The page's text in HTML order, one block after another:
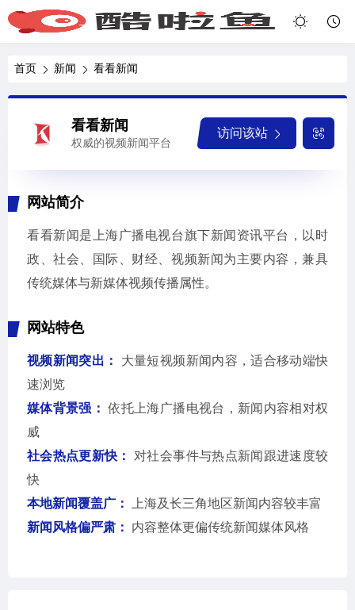
首页 新闻 看看新闻
看看新闻
权威的视频新闻平台
访问该站
网站简介
看看新闻是上海广播电视台旗下新闻资讯平台，以时
政、社会、国际、财经、视频新闻为主要内容，兼具
传统媒体与新媒体视频传播属性。
网站特色
视频新闻突出：
大量短视频新闻内容，适合移动端快
速浏览
媒体背景强： 依托上海广播电视台，新闻内容相对权
威
社会热点更新快：
对社会事件与热点新闻跟进速度较
快
本地新闻覆盖广：
上海及长三角地区新闻内容较丰富
新闻风格偏严肃：
内容整体更偏传统新闻媒体风格